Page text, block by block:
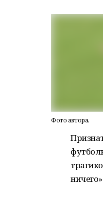
Фото автора.